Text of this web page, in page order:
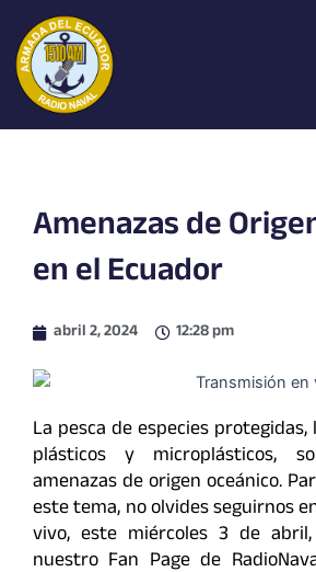
contenido
Amenazas de
en el Ecuador
abril 2, 2024 12:28 pm
La pesca de especies
plásticos y microplásticos,
amenazas de origen oceánico.
este tema, no olvides seguirnos
vivo, este miércoles 3 de
nuestro Fan Page de